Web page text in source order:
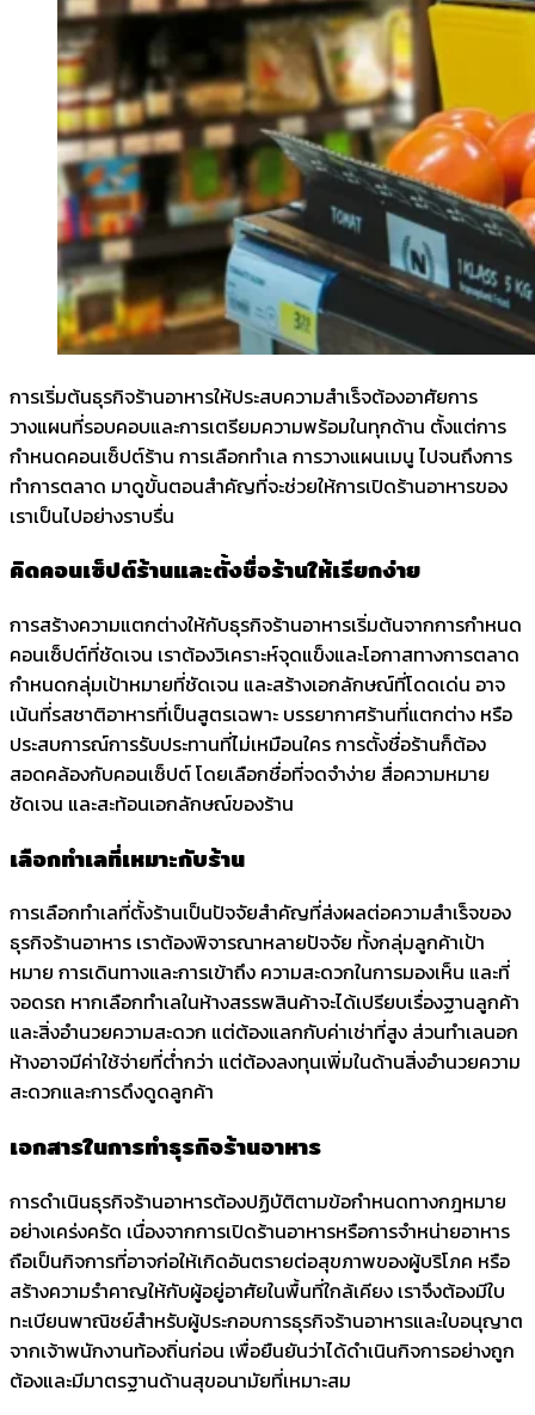
การเริ่มต้นธุรกิจร้านอาหารให้ประสบความสำเร็จต้องอาศัยการ
วางแผนที่รอบคอบและการเตรียมความพร้อมในทุกด้าน ตั้งแต่การ
กำหนดคอนเซ็ปต์ร้าน การเลือกทำเล การวางแผนเมนู ไปจนถึงการ
ทำการตลาด มาดูขั้นตอนสำคัญที่จะช่วยให้การเปิดร้านอาหารของ
เราเป็นไปอย่างราบรื่น
คิดคอนเซ็ปต์ร้านและตั้งชื่อร้านให้เรียกง่าย
การสร้างความแตกต่างให้กับธุรกิจร้านอาหารเริ่มต้นจากการกำหนด
คอนเซ็ปต์ที่ชัดเจน เราต้องวิเคราะห์จุดแข็งและโอกาสทางการตลาด
กำหนดกลุ่มเป้าหมายที่ชัดเจน และสร้างเอกลักษณ์ที่โดดเด่น อาจ
เน้นที่รสชาติอาหารที่เป็นสูตรเฉพาะ บรรยากาศร้านที่แตกต่าง หรือ
ประสบการณ์การรับประทานที่ไม่เหมือนใคร การตั้งชื่อร้านก็ต้อง
สอดคล้องกับคอนเซ็ปต์ โดยเลือกชื่อที่จดจำง่าย สื่อความหมาย
ชัดเจน และสะท้อนเอกลักษณ์ของร้าน
เลือกทำเลที่เหมาะกับร้าน
การเลือกทำเลที่ตั้งร้านเป็นปัจจัยสำคัญที่ส่งผลต่อความสำเร็จของ
ธุรกิจร้านอาหาร เราต้องพิจารณาหลายปัจจัย ทั้งกลุ่มลูกค้าเป้า
หมาย การเดินทางและการเข้าถึง ความสะดวกในการมองเห็น และที่
จอดรถ หากเลือกทำเลในห้างสรรพสินค้าจะได้เปรียบเรื่องฐานลูกค้า
และสิ่งอำนวยความสะดวก แต่ต้องแลกกับค่าเช่าที่สูง ส่วนทำเลนอก
ห้างอาจมีค่าใช้จ่ายที่ต่ำกว่า แต่ต้องลงทุนเพิ่มในด้านสิ่งอำนวยความ
สะดวกและการดึงดูดลูกค้า
เอกสารในการทำธุรกิจร้านอาหาร
การดำเนินธุรกิจร้านอาหารต้องปฏิบัติตามข้อกำหนดทางกฎหมาย
อย่างเคร่งครัด เนื่องจากการเปิดร้านอาหารหรือการจำหน่ายอาหาร
ถือเป็นกิจการที่อาจก่อให้เกิดอันตรายต่อสุขภาพของผู้บริโภค หรือ
สร้างความรำคาญให้กับผู้อยู่อาศัยในพื้นที่ใกล้เคียง เราจึงต้องมีใบ
ทะเบียนพาณิชย์สำหรับผู้ประกอบการธุรกิจร้านอาหารและใบอนุญาต
จากเจ้าพนักงานท้องถิ่นก่อน เพื่อยืนยันว่าได้ดำเนินกิจการอย่างถูก
ต้องและมีมาตรฐานด้านสุขอนามัยที่เหมาะสม